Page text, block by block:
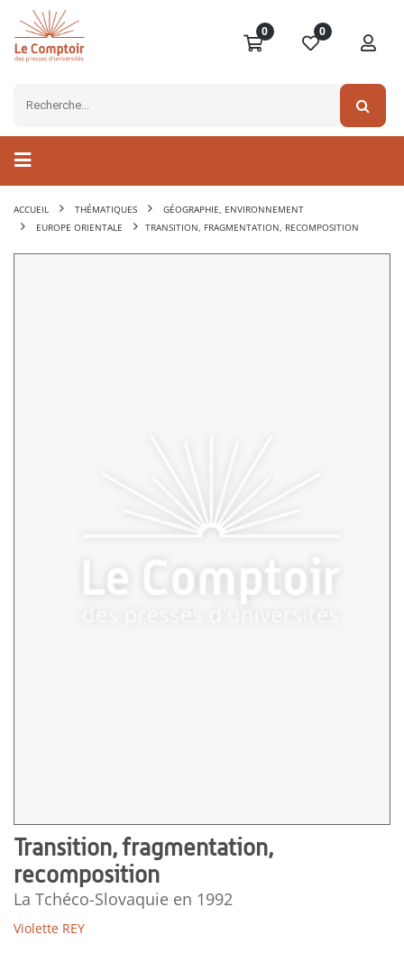
0 0
ACCUEIL THÉMATIQUES
GÉOGRAPHIE, ENVIRONNEMENT
EUROPE ORIENTALE
TRANSITION, FRAGMENTATION, RECOMPOSITION
Transition, fragmentation,
recomposition
La Tchéco-Slovaquie en 1992
Violette REY